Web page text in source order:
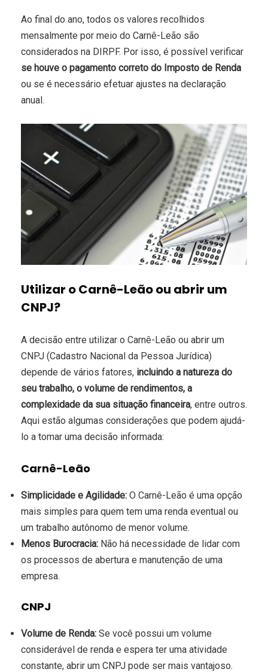
Ao final do ano, todos os valores recolhidos
mensalmente por meio do Carnê-Leão são
considerados na DIRPF. Por isso, é possível verificar
se houve o pagamento correto do Imposto de Renda
ou se é necessário efetuar ajustes na declaração
anual.
Utilizar o Carnê-Leão ou abrir um
CNPJ?
A decisão entre utilizar o Carnê-Leão ou abrir um
CNPJ (Cadastro Nacional da Pessoa Jurídica)
depende de vários fatores, incluindo a natureza do
seu trabalho, o volume de rendimentos, a
complexidade da sua situação financeira, entre outros.
Aqui estão algumas considerações que podem ajudá-
lo a tomar uma decisão informada:
Carnê-Leão
Simplicidade e Agilidade: O Carnê-Leão é uma opção
mais simples para quem tem uma renda eventual ou
um trabalho autônomo de menor volume.
Menos Burocracia: Não há necessidade de lidar com
os processos de abertura e manutenção de uma
empresa.
CNPJ
Volume de Renda: Se você possui um volume
considerável de renda e espera ter uma atividade
constante, abrir um CNPJ pode ser mais vantajoso.